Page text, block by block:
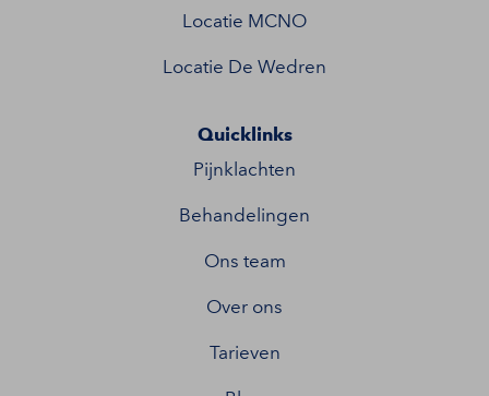
Locatie MCNO
Locatie De Wedren
Quicklinks
Pijnklachten
Behandelingen
Ons team
Over ons
Tarieven